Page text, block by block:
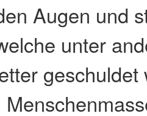
Augen und
unter